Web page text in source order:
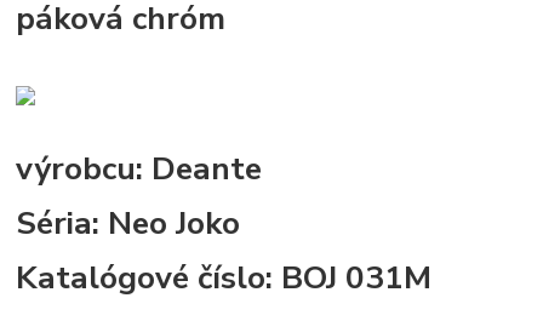
páková chróm
výrobcu: Deante
Séria: Neo Joko
Katalógové číslo: BOJ 031M